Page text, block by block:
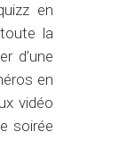
en
la
d’une
en
vidéo
soirée